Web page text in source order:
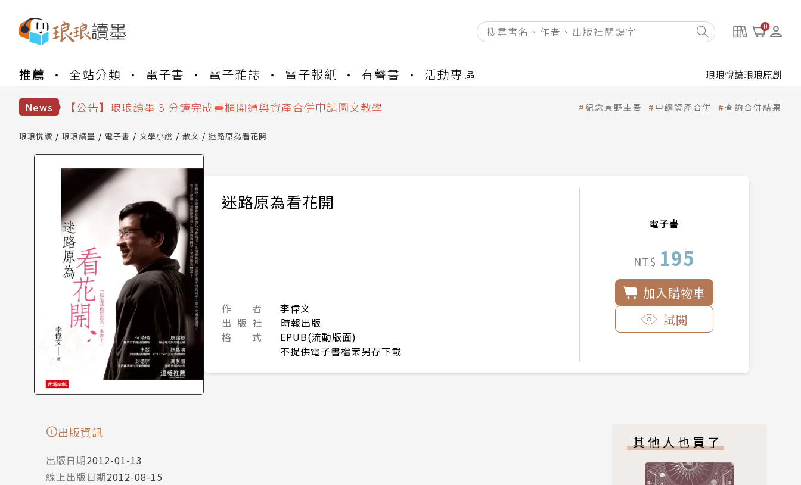
0
推薦 全站分類 電子書 電子雜誌 電子報紙 有聲書 活動專區 琅琅悅讀琅琅原創
News
【公告】琅琅讀墨數位閱讀資產合併與書櫃開通申請
【公告】琅琅讀墨 3 分鐘完成書櫃開通與資產合併申請圖文教學
【公告】琅琅讀墨數位閱讀資產合併與書櫃開通申請
紀念東野圭吾 申請資產合併 查詢合併結果
琅琅悅讀 琅琅讀墨 電子書 文學小說 散文 迷路原為看花開
迷路原為看花開
作 者
李偉文
出 版 社
時報出版
格 式
EPUB(流動版面)
不提供電子書檔案另存下載
電子書
NT$ 195
加入購物車
試閱
出版資訊
出版日期2012-01-13
線上出版日期2012-08-15
其他人也買了